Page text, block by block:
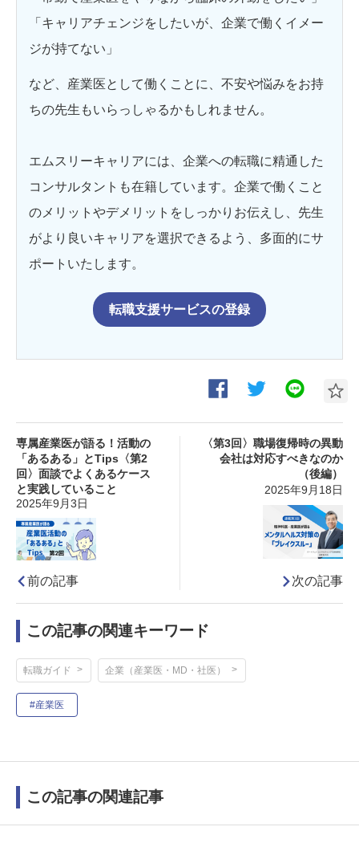
「キャリアチェンジをしたいが、企業で働くイメー
ジが持てない」
など、産業医として働くことに、不安や悩みをお持
ちの先生もいらっしゃるかもしれません。
エムスリーキャリアには、企業への転職に精通した
コンサルタントも在籍しています。企業で働くこと
のメリットやデメリットをしっかりお伝えし、先生
がより良いキャリアを選択できるよう、多面的にサ
ポートいたします。
転職支援サービスの登録
専属産業医が語る！活動の
「あるある」とTips〈第2
回〉面談でよくあるケース
と実践していること
2025年9月3日
前の記事
〈第3回〉職場復帰時の異動
会社は対応すべきなのか
（後編）
2025年9月18日
次の記事
この記事の関連キーワード
転職ガイド 企業（産業医・MD・社医）
#産業医
この記事の関連記事